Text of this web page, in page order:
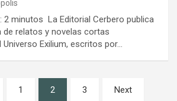
2 minutos La Editorial Cerbero publica
de relatos y novelas cortas
Exilium, escritos por…
1 2 3 Next